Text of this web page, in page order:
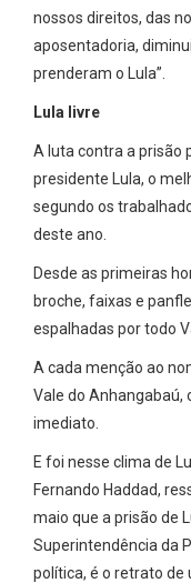
nossos direitos, das
aposentadoria,
prenderam o Lula”.
Lula livre
A luta contra a prisão
presidente Lula, o
segundo os
deste ano.
Desde as primeiras
broche, faixas e
espalhadas por todo
A cada menção ao
Vale do Anhangabaú,
imediato.
E foi nesse clima de
Fernando Haddad,
maio que a prisão de
Superintendência da
política, é o retrato de